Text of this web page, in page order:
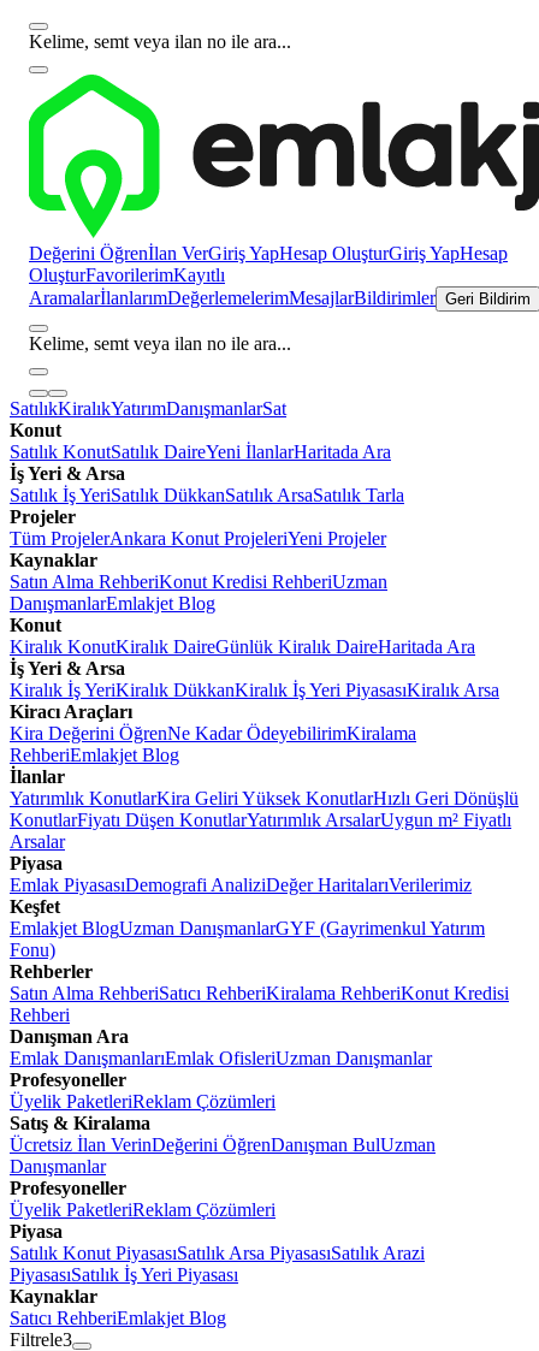
Kelime, semt veya ilan no ile ara...
Değerini Öğrenİlan VerGiriş YapHesap OluşturGiriş YapHesap
OluşturFavorilerimKayıtlı
AramalarİlanlarımDeğerlemelerimMesajlarBildirimler Geri Bildirim
Kelime, semt veya ilan no ile ara...
SatılıkKiralıkYatırımDanışmanlarSat
Konut
Satılık KonutSatılık DaireYeni İlanlarHaritada Ara
İş Yeri & Arsa
Satılık İş YeriSatılık DükkanSatılık ArsaSatılık Tarla
Projeler
Tüm ProjelerAnkara Konut ProjeleriYeni Projeler
Kaynaklar
Satın Alma RehberiKonut Kredisi RehberiUzman
DanışmanlarEmlakjet Blog
Konut
Kiralık KonutKiralık DaireGünlük Kiralık DaireHaritada Ara
İş Yeri & Arsa
Kiralık İş YeriKiralık DükkanKiralık İş Yeri PiyasasıKiralık Arsa
Kiracı Araçları
Kira Değerini ÖğrenNe Kadar ÖdeyebilirimKiralama
RehberiEmlakjet Blog
İlanlar
Yatırımlık KonutlarKira Geliri Yüksek KonutlarHızlı Geri Dönüşlü
KonutlarFiyatı Düşen KonutlarYatırımlık ArsalarUygun m² Fiyatlı
Arsalar
Piyasa
Emlak PiyasasıDemografi AnaliziDeğer HaritalarıVerilerimiz
Keşfet
Emlakjet BlogUzman DanışmanlarGYF (Gayrimenkul Yatırım
Fonu)
Rehberler
Satın Alma RehberiSatıcı RehberiKiralama RehberiKonut Kredisi
Rehberi
Danışman Ara
Emlak DanışmanlarıEmlak OfisleriUzman Danışmanlar
Profesyoneller
Üyelik PaketleriReklam Çözümleri
Satış & Kiralama
Ücretsiz İlan VerinDeğerini ÖğrenDanışman BulUzman
Danışmanlar
Profesyoneller
Üyelik PaketleriReklam Çözümleri
Piyasa
Satılık Konut PiyasasıSatılık Arsa PiyasasıSatılık Arazi
PiyasasıSatılık İş Yeri Piyasası
Kaynaklar
Satıcı RehberiEmlakjet Blog
Filtrele3